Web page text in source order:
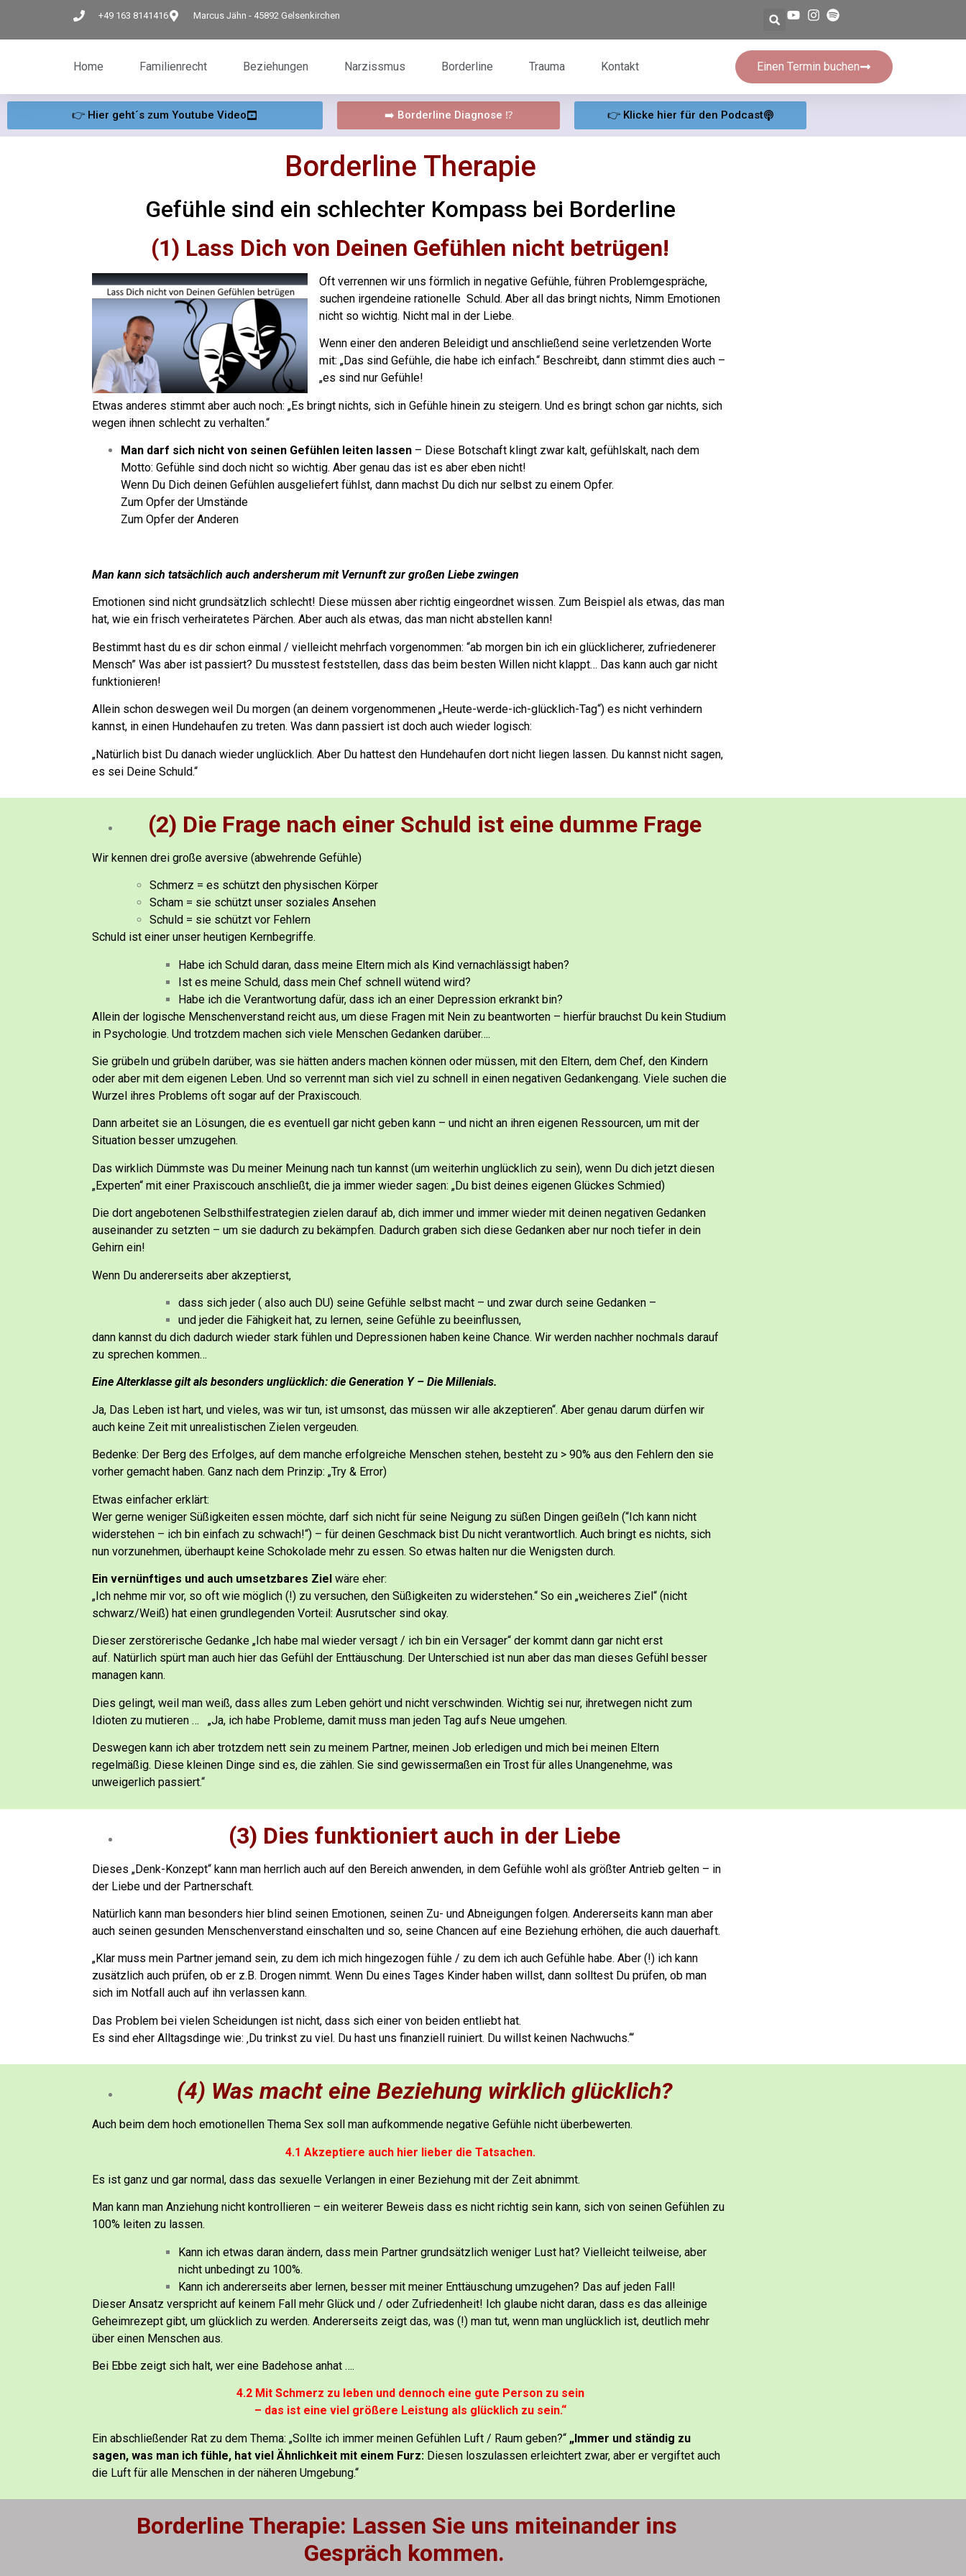
+49 163 8141416 Marcus Jähn - 45892 Gelsenkirchen
Home Familienrecht Beziehungen Narzissmus Borderline Trauma Kontakt Einen Termin buchen
👉 Hier geht´s zum Youtube Video ➡️ Borderline Diagnose ⁉️ 👉 Klicke hier für den Podcast
Borderline Therapie
Gefühle sind ein schlechter Kompass bei Borderline
(1) Lass Dich von Deinen Gefühlen nicht betrügen!
Oft verrennen wir uns förmlich in negative Gefühle, führen Problemgespräche,
suchen irgendeine rationelle Schuld. Aber all das bringt nichts, Nimm Emotionen
nicht so wichtig. Nicht mal in der Liebe.
Wenn einer den anderen Beleidigt und anschließend seine verletzenden Worte
mit: „Das sind Gefühle, die habe ich einfach.“ Beschreibt, dann stimmt dies auch –
„es sind nur Gefühle!
Etwas anderes stimmt aber auch noch: „Es bringt nichts, sich in Gefühle hinein zu steigern. Und es bringt schon gar nichts, sich
wegen ihnen schlecht zu verhalten.“
Man darf sich nicht von seinen Gefühlen leiten lassen – Diese Botschaft klingt zwar kalt, gefühlskalt, nach dem
Motto: Gefühle sind doch nicht so wichtig. Aber genau das ist es aber eben nicht!
Wenn Du Dich deinen Gefühlen ausgeliefert fühlst, dann machst Du dich nur selbst zu einem Opfer.
Zum Opfer der Umstände
Zum Opfer der Anderen
Man kann sich tatsächlich auch andersherum mit Vernunft zur großen Liebe zwingen
Emotionen sind nicht grundsätzlich schlecht! Diese müssen aber richtig eingeordnet wissen. Zum Beispiel als etwas, das man
hat, wie ein frisch verheiratetes Pärchen. Aber auch als etwas, das man nicht abstellen kann!
Bestimmt hast du es dir schon einmal / vielleicht mehrfach vorgenommen: “ab morgen bin ich ein glücklicherer, zufriedenerer
Mensch” Was aber ist passiert? Du musstest feststellen, dass das beim besten Willen nicht klappt… Das kann auch gar nicht
funktionieren!
Allein schon deswegen weil Du morgen (an deinem vorgenommenen „Heute-werde-ich-glücklich-Tag“) es nicht verhindern
kannst, in einen Hundehaufen zu treten. Was dann passiert ist doch auch wieder logisch:
„Natürlich bist Du danach wieder unglücklich. Aber Du hattest den Hundehaufen dort nicht liegen lassen. Du kannst nicht sagen,
es sei Deine Schuld.“
(2) Die Frage nach einer Schuld ist eine dumme Frage
Wir kennen drei große aversive (abwehrende Gefühle)
Schmerz = es schützt den physischen Körper
Scham = sie schützt unser soziales Ansehen
Schuld = sie schützt vor Fehlern
Schuld ist einer unser heutigen Kernbegriffe.
Habe ich Schuld daran, dass meine Eltern mich als Kind vernachlässigt haben?
Ist es meine Schuld, dass mein Chef schnell wütend wird?
Habe ich die Verantwortung dafür, dass ich an einer Depression erkrankt bin?
Allein der logische Menschenverstand reicht aus, um diese Fragen mit Nein zu beantworten – hierfür brauchst Du kein Studium
in Psychologie. Und trotzdem machen sich viele Menschen Gedanken darüber….
Sie grübeln und grübeln darüber, was sie hätten anders machen können oder müssen, mit den Eltern, dem Chef, den Kindern
oder aber mit dem eigenen Leben. Und so verrennt man sich viel zu schnell in einen negativen Gedankengang. Viele suchen die
Wurzel ihres Problems oft sogar auf der Praxiscouch.
Dann arbeitet sie an Lösungen, die es eventuell gar nicht geben kann – und nicht an ihren eigenen Ressourcen, um mit der
Situation besser umzugehen.
Das wirklich Dümmste was Du meiner Meinung nach tun kannst (um weiterhin unglücklich zu sein), wenn Du dich jetzt diesen
„Experten“ mit einer Praxiscouch anschließt, die ja immer wieder sagen: „Du bist deines eigenen Glückes Schmied)
Die dort angebotenen Selbsthilfestrategien zielen darauf ab, dich immer und immer wieder mit deinen negativen Gedanken
auseinander zu setzten – um sie dadurch zu bekämpfen. Dadurch graben sich diese Gedanken aber nur noch tiefer in dein
Gehirn ein!
Wenn Du andererseits aber akzeptierst,
dass sich jeder ( also auch DU) seine Gefühle selbst macht – und zwar durch seine Gedanken –
und jeder die Fähigkeit hat, zu lernen, seine Gefühle zu beeinflussen,
dann kannst du dich dadurch wieder stark fühlen und Depressionen haben keine Chance. Wir werden nachher nochmals darauf
zu sprechen kommen…
Eine Alterklasse gilt als besonders unglücklich: die Generation Y – Die Millenials.
Ja, Das Leben ist hart, und vieles, was wir tun, ist umsonst, das müssen wir alle akzeptieren“. Aber genau darum dürfen wir
auch keine Zeit mit unrealistischen Zielen vergeuden.
Bedenke: Der Berg des Erfolges, auf dem manche erfolgreiche Menschen stehen, besteht zu > 90% aus den Fehlern den sie
vorher gemacht haben. Ganz nach dem Prinzip: „Try & Error)
Etwas einfacher erklärt:
Wer gerne weniger Süßigkeiten essen möchte, darf sich nicht für seine Neigung zu süßen Dingen geißeln (“Ich kann nicht
widerstehen – ich bin einfach zu schwach!“) – für deinen Geschmack bist Du nicht verantwortlich. Auch bringt es nichts, sich
nun vorzunehmen, überhaupt keine Schokolade mehr zu essen. So etwas halten nur die Wenigsten durch.
Ein vernünftiges und auch umsetzbares Ziel wäre eher:
„Ich nehme mir vor, so oft wie möglich (!) zu versuchen, den Süßigkeiten zu widerstehen.“ So ein „weicheres Ziel“ (nicht
schwarz/Weiß) hat einen grundlegenden Vorteil: Ausrutscher sind okay.
Dieser zerstörerische Gedanke „Ich habe mal wieder versagt / ich bin ein Versager“ der kommt dann gar nicht erst
auf. Natürlich spürt man auch hier das Gefühl der Enttäuschung. Der Unterschied ist nun aber das man dieses Gefühl besser
managen kann.
Dies gelingt, weil man weiß, dass alles zum Leben gehört und nicht verschwinden. Wichtig sei nur, ihretwegen nicht zum
Idioten zu mutieren … „Ja, ich habe Probleme, damit muss man jeden Tag aufs Neue umgehen.
Deswegen kann ich aber trotzdem nett sein zu meinem Partner, meinen Job erledigen und mich bei meinen Eltern
regelmäßig. Diese kleinen Dinge sind es, die zählen. Sie sind gewissermaßen ein Trost für alles Unangenehme, was
unweigerlich passiert.“
(3) Dies funktioniert auch in der Liebe
Dieses „Denk-Konzept“ kann man herrlich auch auf den Bereich anwenden, in dem Gefühle wohl als größter Antrieb gelten – in
der Liebe und der Partnerschaft.
Natürlich kann man besonders hier blind seinen Emotionen, seinen Zu- und Abneigungen folgen. Andererseits kann man aber
auch seinen gesunden Menschenverstand einschalten und so, seine Chancen auf eine Beziehung erhöhen, die auch dauerhaft.
„Klar muss mein Partner jemand sein, zu dem ich mich hingezogen fühle / zu dem ich auch Gefühle habe. Aber (!) ich kann
zusätzlich auch prüfen, ob er z.B. Drogen nimmt. Wenn Du eines Tages Kinder haben willst, dann solltest Du prüfen, ob man
sich im Notfall auch auf ihn verlassen kann.
Das Problem bei vielen Scheidungen ist nicht, dass sich einer von beiden entliebt hat.
Es sind eher Alltagsdinge wie: ‚Du trinkst zu viel. Du hast uns finanziell ruiniert. Du willst keinen Nachwuchs.‘“
(4) Was macht eine Beziehung wirklich glücklich?
Auch beim dem hoch emotionellen Thema Sex soll man aufkommende negative Gefühle nicht überbewerten.
4.1 Akzeptiere auch hier lieber die Tatsachen.
Es ist ganz und gar normal, dass das sexuelle Verlangen in einer Beziehung mit der Zeit abnimmt.
Man kann man Anziehung nicht kontrollieren – ein weiterer Beweis dass es nicht richtig sein kann, sich von seinen Gefühlen zu
100% leiten zu lassen.
Kann ich etwas daran ändern, dass mein Partner grundsätzlich weniger Lust hat? Vielleicht teilweise, aber
nicht unbedingt zu 100%.
Kann ich andererseits aber lernen, besser mit meiner Enttäuschung umzugehen? Das auf jeden Fall!
Dieser Ansatz verspricht auf keinem Fall mehr Glück und / oder Zufriedenheit! Ich glaube nicht daran, dass es das alleinige
Geheimrezept gibt, um glücklich zu werden. Andererseits zeigt das, was (!) man tut, wenn man unglücklich ist, deutlich mehr
über einen Menschen aus.
Bei Ebbe zeigt sich halt, wer eine Badehose anhat ….
4.2 Mit Schmerz zu leben und dennoch eine gute Person zu sein
– das ist eine viel größere Leistung als glücklich zu sein.“
Ein abschließender Rat zu dem Thema: „Sollte ich immer meinen Gefühlen Luft / Raum geben?“ „Immer und ständig zu
sagen, was man ich fühle, hat viel Ähnlichkeit mit einem Furz: Diesen loszulassen erleichtert zwar, aber er vergiftet auch
die Luft für alle Menschen in der näheren Umgebung.“
Borderline Therapie: Lassen Sie uns miteinander ins
Gespräch kommen.